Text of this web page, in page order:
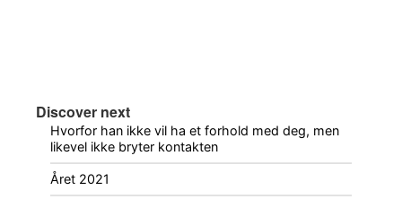
Discover next
Hvorfor han ikke vil ha et forhold med deg, men
likevel ikke bryter kontakten
Året 2021